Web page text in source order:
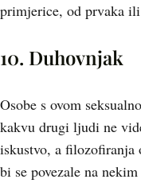
primjerice, od prvaka
10. Duhovnjak
Osobe s ovom
kakvu drugi ljudi ne
iskustvo, a filozofiranja
bi se povezale na